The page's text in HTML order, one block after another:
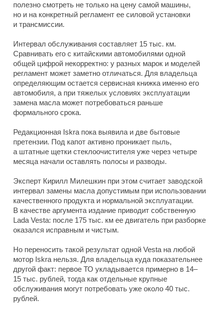
полезно смотреть не только на цену самой машины,
но и на конкретный регламент ее силовой установки
и трансмиссии.
Интервал обслуживания составляет 15 тыс. км.
Сравнивать его с китайскими автомобилями одной
общей цифрой некорректно: у разных марок и моделей
регламент может заметно отличаться. Для владельца
определяющим остается сервисная книжка именно его
автомобиля, а при тяжелых условиях эксплуатации
замена масла может потребоваться раньше
формального срока.
Редакционная Iskra пока выявила и две бытовые
претензии. Под капот активно проникает пыль,
а штатные щетки стеклоочистителя уже через четыре
месяца начали оставлять полосы и разводы.
Эксперт Кирилл Милешкин при этом считает заводской
интервал замены масла допустимым при использовании
качественного продукта и нормальной эксплуатации.
В качестве аргумента издание приводит собственную
Lada Vesta: после 175 тыс. км ее двигатель при разборке
оказался исправным и чистым.
Но переносить такой результат одной Vesta на любой
мотор Iskra нельзя. Для владельца куда показательнее
другой факт: первое ТО укладывается примерно в 14–
15 тыс. рублей, тогда как отдельные крупные
обслуживания могут потребовать уже около 40 тыс.
рублей.